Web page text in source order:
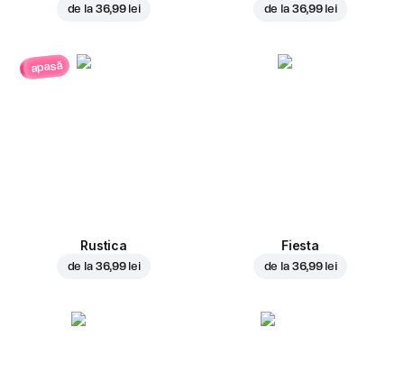
de la 36,99 lei de la 36,99 lei
apasă
Rustica
de la 36,99 lei
Fiesta
de la 36,99 lei